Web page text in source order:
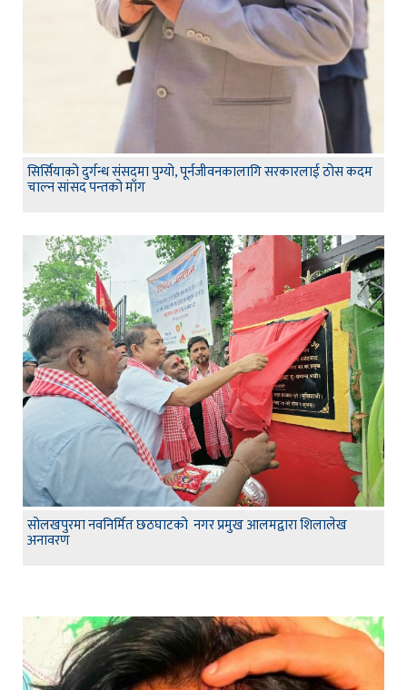
सिर्सियाको दुर्गन्ध संसदमा पुग्यो, पूर्नजीवनकालागि सरकारलाई ठोस कदम
चाल्न सांसद पन्तको माँग
सोलखपुरमा नवनिर्मित छठघाटको नगर प्रमुख आलमद्वारा शिलालेख
अनावरण